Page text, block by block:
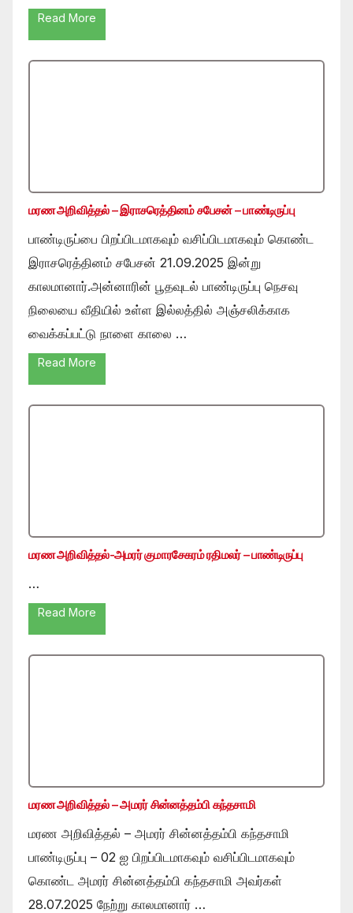
Read More
மரண அறிவித்தல் – இராசரெத்தினம் சபேசன் – பாண்டிருப்பு
பாண்டிருப்பை பிறப்பிடமாகவும் வசிப்பிடமாகவும் கொண்ட
இராசரெத்தினம் சபேசன் 21.09.2025 இன்று
காலமானார்.அன்னாரின் பூதவுடல் பாண்டிருப்பு நெசவு
நிலையை வீதியில் உள்ள இல்லத்தில் அஞ்சலிக்காக
வைக்கப்பட்டு நாளை காலை …
Read More
மரண அறிவித்தல்-அமரர் குமாரசேகரம் ரதிமலர் – பாண்டிருப்பு
…
Read More
மரண அறிவித்தல் – அமரர் சின்னத்தம்பி கந்தசாமி
மரண அறிவித்தல் – அமரர் சின்னத்தம்பி கந்தசாமி
பாண்டிருப்பு – 02 ஐ பிறப்பிடமாகவும் வசிப்பிடமாகவும்
கொண்ட அமரர் சின்னத்தம்பி கந்தசாமி அவர்கள்
28.07.2025 நேற்று காலமானார் …